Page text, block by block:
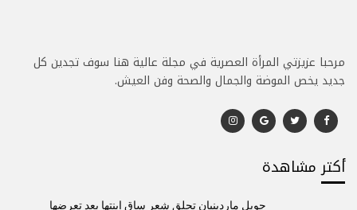
مرحبا عزيزتي المرأة العصرية في مجلة عالية هنا سوف تجدين كل
جديد يخص الموضة والجمال والصحة وفن العيش.
أكتر مشاهدة
جويل ماردينيان تحلق شعر ساق إبنتها بعد تعرضها